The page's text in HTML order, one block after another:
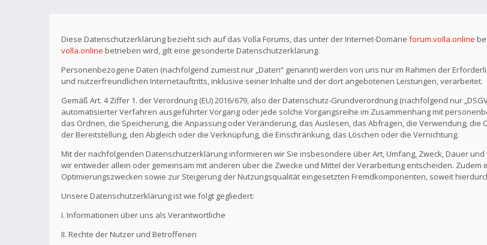
Diese Datenschutzerklärung bezieht sich auf das Volla Forums, das unter der Internet-Domäne forum.volla.online
volla.online betrieben wird, gilt eine gesonderte Datenschutzerklärung.
Personenbezogene Daten (nachfolgend zumeist nur „Daten“ genannt) werden von uns nur im Rahmen der
und nutzerfreundlichen Internetauftritts, inklusive seiner Inhalte und der dort angebotenen Leistungen, verarbeitet.
Gemäß Art. 4 Ziffer 1. der Verordnung (EU) 2016/679, also der Datenschutz-Grundverordnung (nachfolgend nur
automatisierter Verfahren ausgeführter Vorgang oder jede solche Vorgangsreihe im Zusammenhang mit
das Ordnen, die Speicherung, die Anpassung oder Veränderung, das Auslesen, das Abfragen, die Verwendung,
der Bereitstellung, den Abgleich oder die Verknüpfung, die Einschränkung, das Löschen oder die Vernichtung.
Mit der nachfolgenden Datenschutzerklärung informieren wir Sie insbesondere über Art, Umfang, Zweck, Dauer
wir entweder allein oder gemeinsam mit anderen über die Zwecke und Mittel der Verarbeitung entscheiden.
Optimierungszwecken sowie zur Steigerung der Nutzungsqualität eingesetzten Fremdkomponenten, soweit
Unsere Datenschutzerklärung ist wie folgt gegliedert:
I. Informationen über uns als Verantwortliche
II. Rechte der Nutzer und Betroffenen